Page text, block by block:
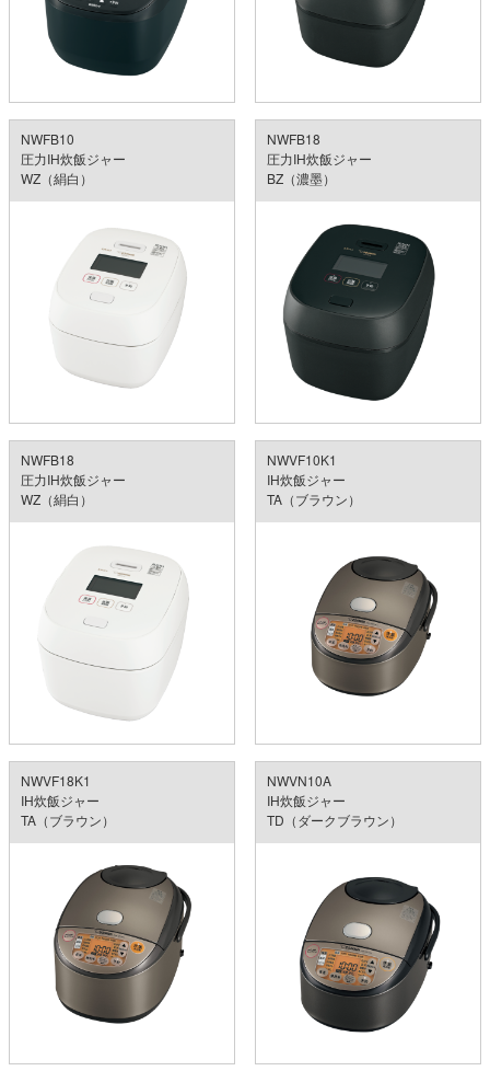
NWFB10
圧力IH炊飯ジャー
WZ（絹白）
NWFB18
圧力IH炊飯ジャー
BZ（濃墨）
NWFB18
圧力IH炊飯ジャー
WZ（絹白）
NWVF10K1
IH炊飯ジャー
TA（ブラウン）
NWVF18K1
IH炊飯ジャー
TA（ブラウン）
NWVN10A
IH炊飯ジャー
TD（ダークブラウン）